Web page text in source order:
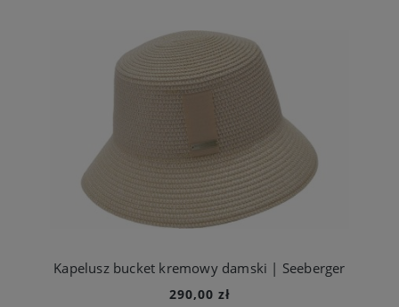
Kapelusz bucket kremowy damski | Seeberger
290,00 zł